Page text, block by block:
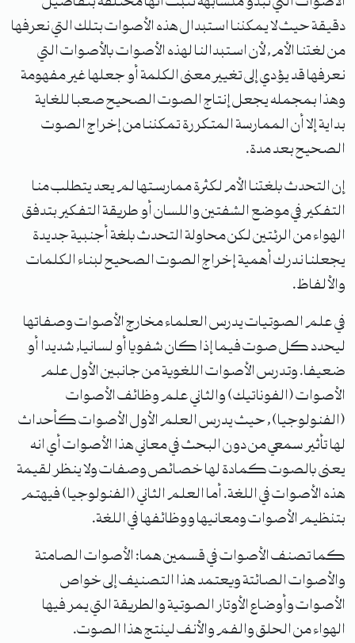
دقيقة حيث لا يمكننا استبدال هذه الأصوات بتلك التي نعرفها
من لغتنا الأم , لأن استبدالنا لهذه الأصوات بالأصوات التي
نعرفها قد يؤدي إلى تغيير معنى الكلمة أو جعلها غير مفهومة
وهذا بمجمله يجعل إنتاج الصوت الصحيح صعبا للغاية
بداية إلا أن الممارسة المتكررة تمكننا من إخراج الصوت
الصحيح بعد مدة.
إن التحدث بلغتنا الأم لكثرة ممارستها لم يعد يتطلب منا
التفكير في موضع الشفتين واللسان أو طريقة التفكير بتدفق
الهواء من الرئتين لكن محاولة التحدث بلغة أجنبية جديدة
يجعلنا ندرك أهمية إخراج الصوت الصحيح لبناء الكلمات
والألفاظ.
في علم الصوتيات يدرس العلماء مخارج الأصوات وصفاتها
ليحدد كل صوت فيما إذا كان شفويا أو لسانيا, شديدا أو
ضعيفا. وتدرس الأصوات اللغوية من جانبين الأول علم
الأصوات (الفوناتيك) والثاني علم وظائف الأصوات
(الفنولوجيا) , حيث يدرس العلم الأول الأصوات كأحداث
لها تأثير سمعي من دون البحث في معاني هذا الأصوات أي انه
يعنى بالصوت كمادة لها خصائص وصفات ولا ينظر لقيمة
هذه الأصوات في اللغة. أما العلم الثاني (الفنولوجيا) فيهتم
بتنظيم الأصوات ومعانيها ووظائفها في اللغة.
كما تصنف الأصوات في قسمين هما: الأصوات الصامتة
والأصوات الصائتة ويعتمد هذا التصنيف إلى خواص
الأصوات وأوضاع الأوتار الصوتية والطريقة التي يمر فيها
الهواء من الحلق والفم والأنف لينتج هذا الصوت.